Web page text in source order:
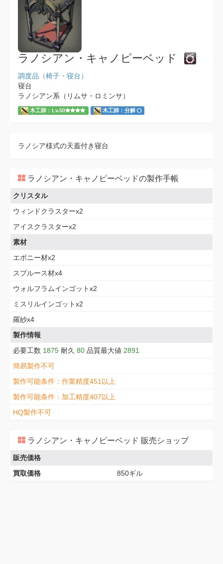
ラノシアン・キャノピーベッド
調度品（椅子・寝台）
寝台
ラノシアン系（リムサ・ロミンサ）
木工師：Lv.50 木工師：分解
ラノシア様式の天蓋付き寝台
ラノシアン・キャノピーベッドの製作手帳
クリスタル
ウィンドクラスターx2
アイスクラスターx2
素材
エボニー材x2
スプルース材x4
ウォルフラムインゴットx2
ミスリルインゴットx2
羅紗x4
製作情報
必要工数 1875 耐久 80 品質最大値 2891
簡易製作不可
製作可能条件：作業精度451以上
製作可能条件：加工精度407以上
HQ製作不可
ラノシアン・キャノピーベッド 販売ショップ
販売価格
買取価格
850ギル